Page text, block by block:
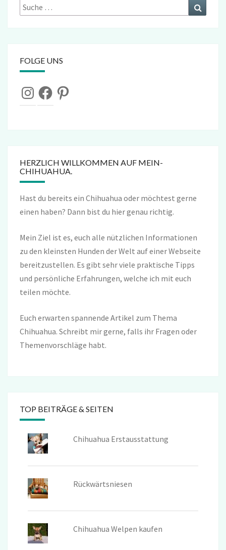
Suche
nach:
FOLGE UNS
InstagramFacebookPinterest
HERZLICH WILLKOMMEN AUF MEIN-
CHIHUAHUA.
Hast du bereits ein Chihuahua oder möchtest gerne
einen haben? Dann bist du hier genau richtig.
Mein Ziel ist es, euch alle nützlichen Informationen
zu den kleinsten Hunden der Welt auf einer Webseite
bereitzustellen. Es gibt sehr viele praktische Tipps
und persönliche Erfahrungen, welche ich mit euch
teilen möchte.
Euch erwarten spannende Artikel zum Thema
Chihuahua. Schreibt mir gerne, falls ihr Fragen oder
Themenvorschläge habt.
TOP BEITRÄGE & SEITEN
Chihuahua Erstausstattung
Rückwärtsniesen
Chihuahua Welpen kaufen